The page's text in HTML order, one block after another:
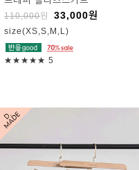
110,000원 33,000원
size(XS,S,M,L)
★★★★★ 5